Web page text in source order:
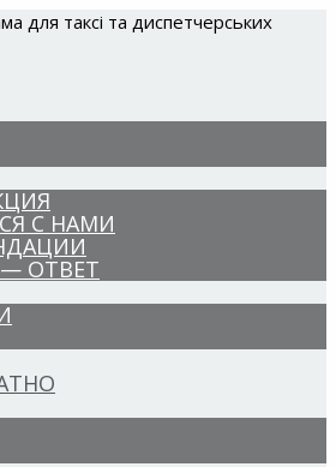
для таксі та диспетчерських
С НАМИ
ОТВЕТ